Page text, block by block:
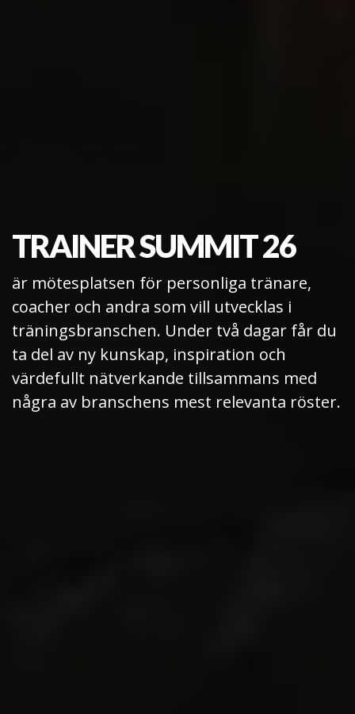
TRAINER SUMMIT 26
är mötesplatsen för personliga tränare,
coacher och andra som vill utvecklas i
träningsbranschen. Under två dagar får du
ta del av ny kunskap, inspiration och
värdefullt nätverkande tillsammans med
några av branschens mest relevanta röster.